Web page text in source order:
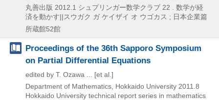
丸善出版 2012.1 シュプリンガー数学クラブ 22 . 数学が経
済を動かす||スウガク ガ ケイザイ オ ウゴカス ; 日本企業篇
所蔵館52館
Proceedings of the 36th Sapporo Symposium
on Partial Differential Equations
edited by T. Ozawa ... [et al.]
Department of Mathematics, Hokkaido University 2011.8
Hokkaido University technical report series in mathematics